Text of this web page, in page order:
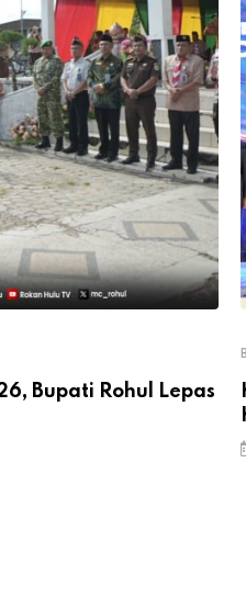
Bupati Rohul Lepas